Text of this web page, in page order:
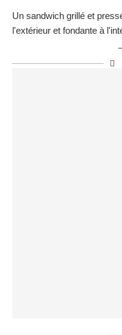
Un sandwich grillé et
l'extérieur et fondante à